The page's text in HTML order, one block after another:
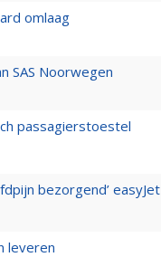
omlaag
SAS Noorwegen
passagierstoestel
bezorgend’ easyJet
leveren